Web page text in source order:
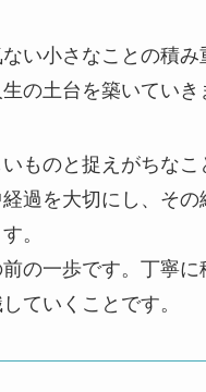
ない小さなことの積
の土台を築いていき
ものと捉えがちな
過を大切にし、その
。
の一歩です。丁寧に
ていくことです。